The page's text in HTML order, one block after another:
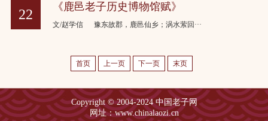
22 《鹿邑老子历史博物馆赋》
文/赵学信 豫东故郡，鹿邑仙乡；涡水萦回···
首页 上一页 下一页 末页
Copyright © 2004-2024 中国老子网
网址：www.chinalaozi.cn